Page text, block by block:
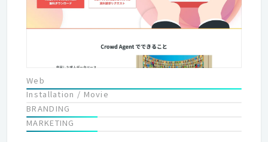
現するために、私たちは、はたらく場を進化させ、インターネッ
トを通じて必要な人に届けていきます。 人々が、WorkTech とい
生きとはたらける場を増やし、はたらく場が進化すれば、人はも
っとはたらくことを楽しめるはずです。 日本の「はたらく」に、
り、今の子どもたち、未来の大人たちに、「はたらく」をもっと
楽しむ価値観を残していきたい、それがgroovesが実現しようと
している未来です。
Web
Installation / Movie
BRANDING
MARKETING